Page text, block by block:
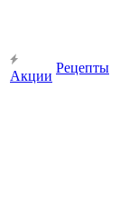
Акции
Рецепты